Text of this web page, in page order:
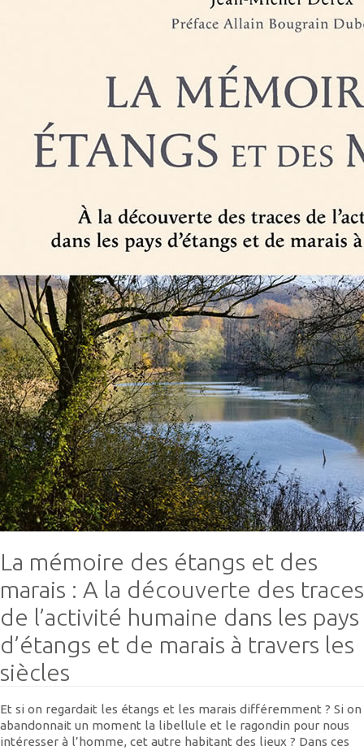
La mémoire des étangs et des
marais : A la découverte des traces
de l’activité humaine dans les pays
d’étangs et de marais à travers les
siècles
Et si on regardait les étangs et les marais différemment ? Si on
abandonnait un moment la libellule et le ragondin pour nous
intéresser à l’homme, cet autre habitant des lieux ? Dans ces